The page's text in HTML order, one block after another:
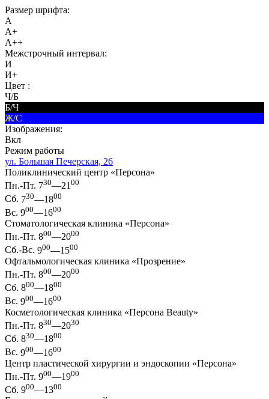
Размер шрифта:
A
A+
A++
Межстрочный интервал:
И
И+
Цвет :
Ч/Б
Б/Ч
Ж/С
Изображения:
Вкл
Режим работы
ул. Большая Печерская, 26
Поликлинический центр «Персона»
Пн.-Пт. 730—21 00
Сб. 730—1800
Вс. 900—1600
Стоматологическая клиника «Персона»
Пн.-Пт. 800—2000
Сб.-Вс. 900—1500
Офтальмологическая клиника «Прозрение»
Пн.-Пт. 800—2000
Сб. 800—1800
Вс. 900—1600
Косметологическая клиника «Персона Beauty»
Пн.-Пт. 830—2030
Сб. 830—1800
Вс. 900—1600
Центр пластической хирургии и эндоскопии «Персона»
Пн.-Пт. 900—1900
Сб. 900—1300